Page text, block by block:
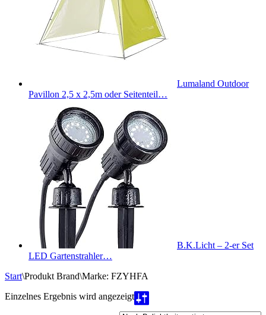
Lumaland Outdoor
Pavillon 2,5 x 2,5m oder Seitenteil…
B.K.Licht – 2-er Set
LED Gartenstrahler…
Start\Produkt Brand\Marke: FZYHFA
Einzelnes Ergebnis wird angezeigt